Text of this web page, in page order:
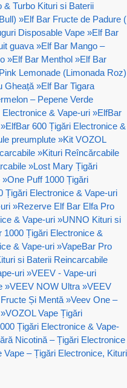
& Turbo Kituri si Baterii
»Elf Bar Fructe de Padure (
Disposable Vape »Elf Bar
guava »Elf Bar Mango –
»Elf Bar Menthol »Elf Bar
Lemonade (Limonada Roz)
Gheață »Elf Bar Tigara
– Pepene Verde
& Vape-uri »ElfBar
»ElfBar 600 Țigări Electronice &
preumplute »Kit VOZOL
»Kituri Reîncărcabile
»Lost Mary Țigări
»One Puff 1000 Țigări
Țigări Electronice & Vape-uri
»Rezerve Elf Bar Elfa Pro
& Vape-uri »UNNO Kituri si
1000 Țigări Electronice &
& Vape-uri »VapeBar Pro
si Baterii Reincarcabile
uri »VEEV - Vape-uri
»VEEV NOW Ultra »VEEV
Și Mentă »Veev One –
»VOZOL Vape Țigări
Țigări Electronice & Vape-
Nicotină – Țigări Electronice
Vape – Țigări Electronice, Kituri